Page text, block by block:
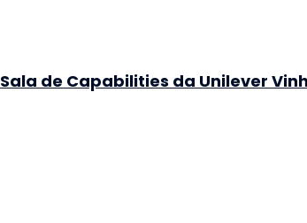
de Capabilities da Unilever